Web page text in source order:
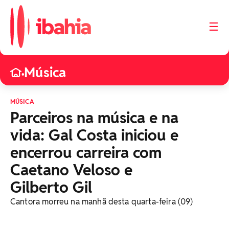
☰
•Música
MÚSICA
Parceiros na música e na
vida: Gal Costa iniciou e
encerrou carreira com
Caetano Veloso e
Gilberto Gil
Cantora morreu na manhã desta quarta-feira (09)